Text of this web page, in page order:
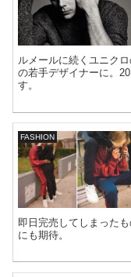
ルメールに続くユニク
の若手デザイナーに。
す。
FASHION
即日完売してしまった
にも期待。